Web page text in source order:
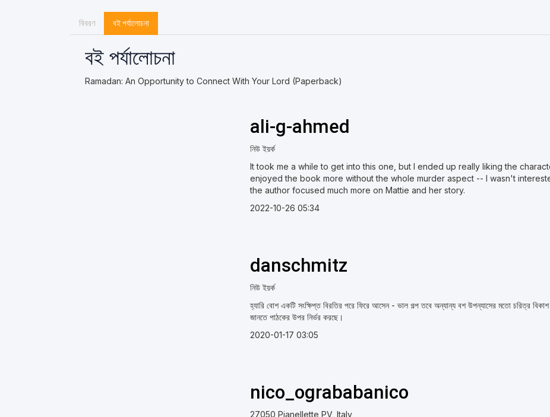
বিবরণ বই পর্যালোচনা
বই পর্যালোচনা
Ramadan: An Opportunity to Connect With Your Lord (Paperback)
ali-g-ahmed
নিউ ইয়র্ক
It took me a while to get into this one, but I ended up really liking the
enjoyed the book more without the whole murder aspect -- I wasn't
the author focused much more on Mattie and her story.
2022-10-26 05:34
danschmitz
নিউ ইয়র্ক
হ্যারি বোশ একটি সংক্ষিপ্ত বিরতির পরে ফিরে আসেন - ভাল গল্প তবে অন্যান্য বশ উপন্যাসের মতো চরিত্র
জানতে পাঠকের উপর নির্ভর করছে।
2020-01-17 03:05
nico_ogrababanico
27050 Pianellette PV, Italy